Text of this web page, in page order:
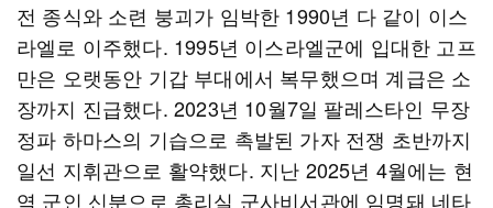
전 종식와 소련 붕괴가 임박한 1990년 다 같이 이스
라엘로 이주했다. 1995년 이스라엘군에 입대한 고프
만은 오랫동안 기갑 부대에서 복무했으며 계급은 소
장까지 진급했다. 2023년 10월7일 팔레스타인 무장
정파 하마스의 기습으로 촉발된 가자 전쟁 초반까지
일선 지휘관으로 활약했다. 지난 2025년 4월에는 현
역 군인 신분으로 총리실 군사비서관에 임명돼 네타